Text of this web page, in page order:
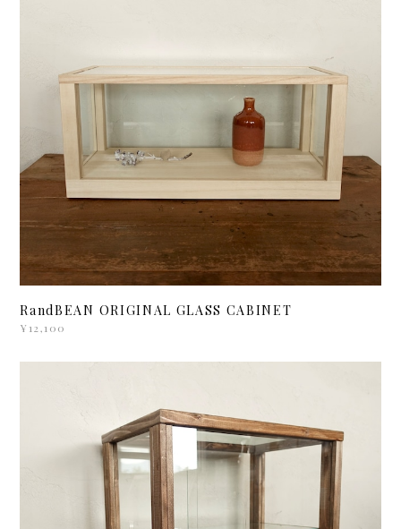
RandBEAN ORIGINAL GLASS CABINET
¥12,100